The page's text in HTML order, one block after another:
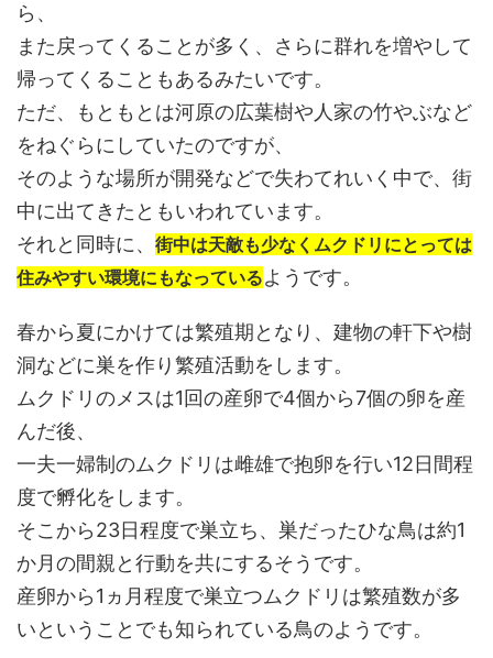
ら、
また戻ってくることが多く、さらに群れを増やして
帰ってくることもあるみたいです。
ただ、もともとは河原の広葉樹や人家の竹やぶなど
をねぐらにしていたのですが、
そのような場所が開発などで失わてれいく中で、街
中に出てきたともいわれています。
それと同時に、 街中は天敵も少なくムクドリにとっては
住みやすい環境にもなっているようです。
春から夏にかけては繁殖期となり、建物の軒下や樹
洞などに巣を作り繁殖活動をします。
ムクドリのメスは1回の産卵で4個から7個の卵を産
んだ後、
一夫一婦制のムクドリは雌雄で抱卵を行い12日間程
度で孵化をします。
そこから23日程度で巣立ち、巣だったひな鳥は約1
か月の間親と行動を共にするそうです。
産卵から1ヵ月程度で巣立つムクドリは繁殖数が多
いということでも知られている鳥のようです。